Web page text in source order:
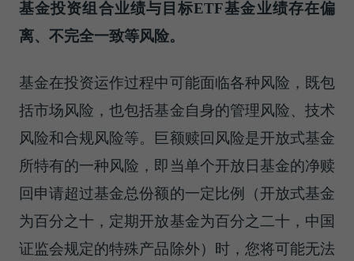
基金投资组合业绩与目标ETF基金业绩存在偏
离、不完全一致等风险。
基金在投资运作过程中可能面临各种风险，既包
括市场风险，也包括基金自身的管理风险、技术
风险和合规风险等。巨额赎回风险是开放式基金
所特有的一种风险，即当单个开放日基金的净赎
回申请超过基金总份额的一定比例（开放式基金
为百分之十，定期开放基金为百分之二十，中国
证监会规定的特殊产品除外）时，您将可能无法